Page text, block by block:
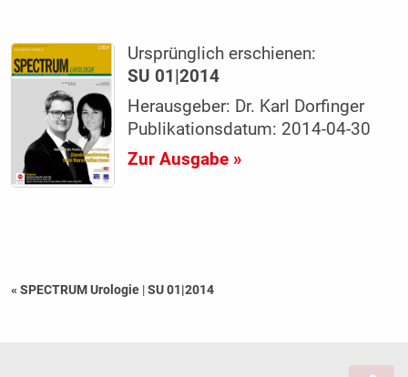
Ursprünglich erschienen:
SU 01|2014
Herausgeber: Dr. Karl Dorfinger
Publikationsdatum: 2014-04-30
Zur Ausgabe »
« SPECTRUM Urologie |SU 01|2014